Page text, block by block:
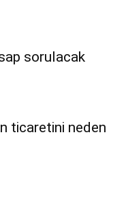
sorulacak
ticaretini neden